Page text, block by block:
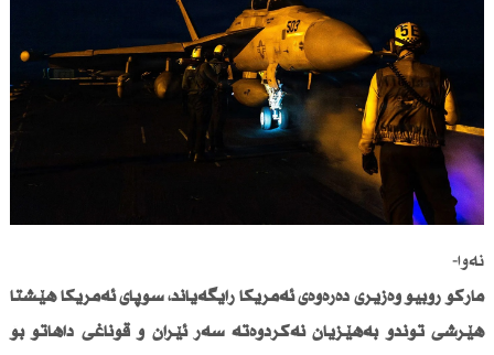
نەوا-
ماركۆ رۆبیۆ وەزیری دەرەوەی ئەمریكا رایگەیاند، سوپای ئەمریكا هێشتا
هێرشی توندو بەهێزیان نەكردوەتە سەر ئێران و قۆناغی داهاتو بۆ